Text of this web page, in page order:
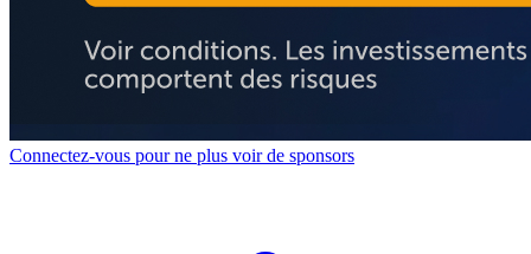
Connectez-vous pour ne plus voir de sponsors